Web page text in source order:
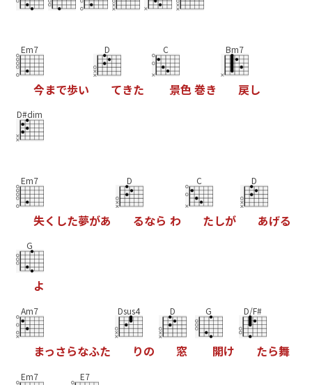
Em7
今まで歩い
D
てきた
C
景色巻き
Bm7
戻し
D#dim
Em7
失く した夢があ
D
るなら わ
C
たしが
D
あげる
G
よ
Am7
まっさらなふた
Dsus4
りの
D
窓
G
開け
D/F#
たら舞
Em7 E7